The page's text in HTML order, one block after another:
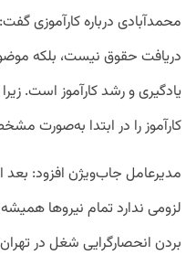
محمدآبادی درباره کارآموزی
دریافت حقوق نیست، بلکه
یادگیری و رشد کارآموز است. زیرا
کارآموز را در ابتدا به‌صورت
مدیرعامل جاب‌ویژن افزود:
لزومی ندارد تمام نیروها
بردن انحصارگرایی شغل در